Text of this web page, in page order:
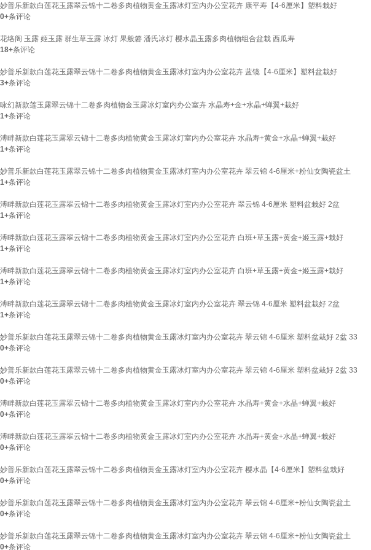
妙普乐新款白莲花玉露翠云锦十二卷多肉植物黄金玉露冰灯室内办公室花卉 康平寿【4-6厘米】塑料栽好
0+条评论
花络阁 玉露 姬玉露 群生草玉露 冰灯 果般箬 潘氏冰灯 樱水晶玉露多肉植物组合盆栽 西瓜寿
18+条评论
妙普乐新款白莲花玉露翠云锦十二卷多肉植物黄金玉露冰灯室内办公室花卉 蓝镜【4-6厘米】塑料盆栽好
3+条评论
咏幻新款莲玉露翠云锦十二卷多肉植物金玉露冰灯室内办公室卉 水晶寿+金+水晶+蝉翼+栽好
1+条评论
溥畔新款白莲花玉露翠云锦十二卷多肉植物黄金玉露冰灯室内办公室花卉 水晶寿+黄金+水晶+蝉翼+栽好
1+条评论
妙普乐新款白莲花玉露翠云锦十二卷多肉植物黄金玉露冰灯室内办公室花卉 翠云锦 4-6厘米+粉仙女陶瓷盆土
1+条评论
溥畔新款白莲花玉露翠云锦十二卷多肉植物黄金玉露冰灯室内办公室花卉 翠云锦 4-6厘米 塑料盆栽好 2盆
1+条评论
溥畔新款白莲花玉露翠云锦十二卷多肉植物黄金玉露冰灯室内办公室花卉 白班+草玉露+黄金+姬玉露+栽好
1+条评论
溥畔新款白莲花玉露翠云锦十二卷多肉植物黄金玉露冰灯室内办公室花卉 白班+草玉露+黄金+姬玉露+栽好
1+条评论
溥畔新款白莲花玉露翠云锦十二卷多肉植物黄金玉露冰灯室内办公室花卉 翠云锦 4-6厘米 塑料盆栽好 2盆
1+条评论
妙普乐新款白莲花玉露翠云锦十二卷多肉植物黄金玉露冰灯室内办公室花卉 翠云锦 4-6厘米 塑料盆栽好 2盆 33
0+条评论
妙普乐新款白莲花玉露翠云锦十二卷多肉植物黄金玉露冰灯室内办公室花卉 翠云锦 4-6厘米 塑料盆栽好 2盆 33
0+条评论
溥畔新款白莲花玉露翠云锦十二卷多肉植物黄金玉露冰灯室内办公室花卉 水晶寿+黄金+水晶+蝉翼+栽好
0+条评论
溥畔新款白莲花玉露翠云锦十二卷多肉植物黄金玉露冰灯室内办公室花卉 水晶寿+黄金+水晶+蝉翼+栽好
0+条评论
妙普乐新款白莲花玉露翠云锦十二卷多肉植物黄金玉露冰灯室内办公室花卉 樱水晶【4-6厘米】塑料盆栽好
0+条评论
妙普乐新款白莲花玉露翠云锦十二卷多肉植物黄金玉露冰灯室内办公室花卉 翠云锦 4-6厘米+粉仙女陶瓷盆土
0+条评论
妙普乐新款白莲花玉露翠云锦十二卷多肉植物黄金玉露冰灯室内办公室花卉 翠云锦 4-6厘米+粉仙女陶瓷盆土
0+条评论